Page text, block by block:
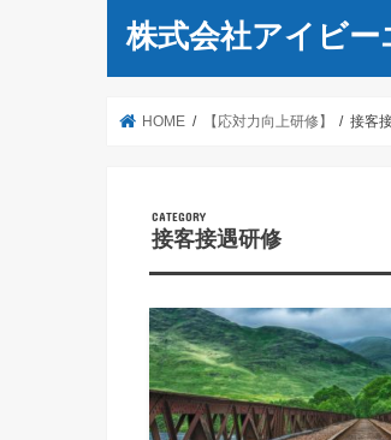
株式会社アイビ
HOME 【応対力向上研修】 接客
接客接遇研修